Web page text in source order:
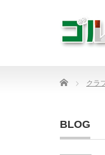
Home クラ
BLOG